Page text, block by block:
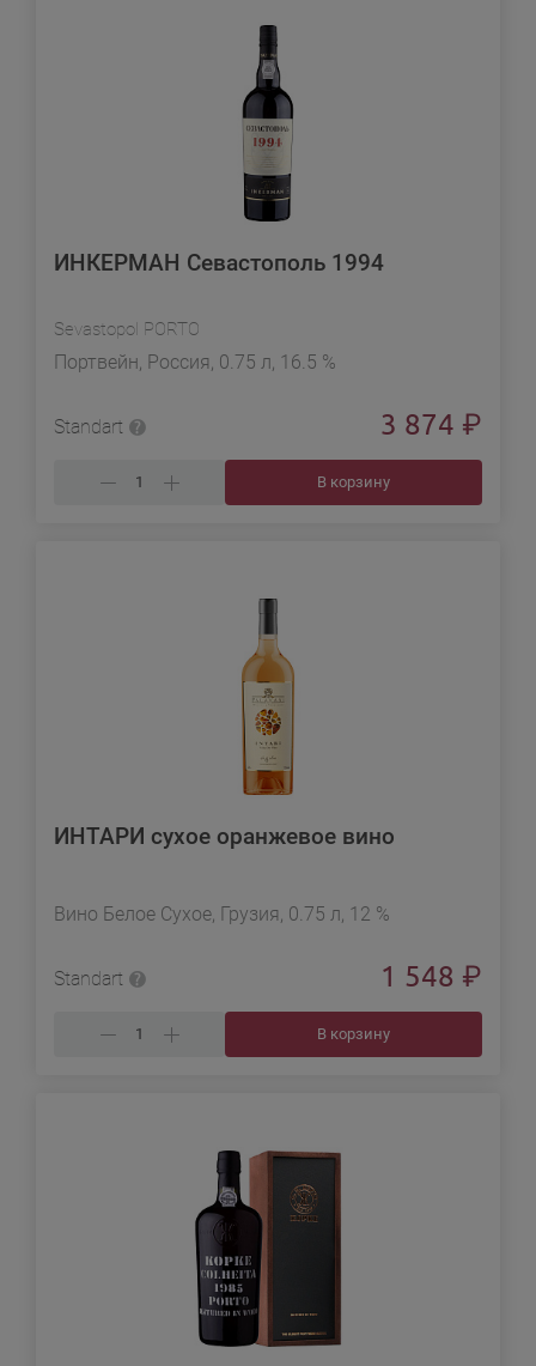
ИНКЕРМАН Севастополь 1994
Sevastopol PORTO
Портвейн, Россия, 0.75 л, 16.5 %
Standart 3 874 ₽
В корзину
ИНТАРИ сухое оранжевое вино
Вино Белое Сухое, Грузия, 0.75 л, 12 %
Standart 1 548 ₽
В корзину